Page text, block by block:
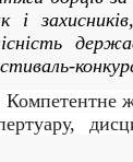
і